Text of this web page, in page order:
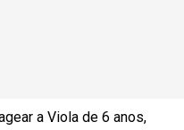
a Viola de 6 anos,